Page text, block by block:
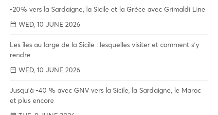
-20% vers la Sardaigne, la Sicile et la Grèce avec Grimaldi Line
WED, 10 JUNE 2026
Les îles au large de la Sicile : lesquelles visiter et comment s'y
rendre
WED, 10 JUNE 2026
Jusqu'à -40 % avec GNV vers la Sicile, la Sardaigne, le Maroc
et plus encore